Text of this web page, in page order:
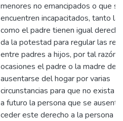
menores no emancipados o que se
encuentren incapacitados, tanto la
como el padre tienen igual
da la potestad para regular las
entre padres a hijos, por tal razón
ocasiones el padre o la madre
ausentarse del hogar por varias
circunstancias para que no exista
a futuro la persona que se
ceder este derecho a la persona